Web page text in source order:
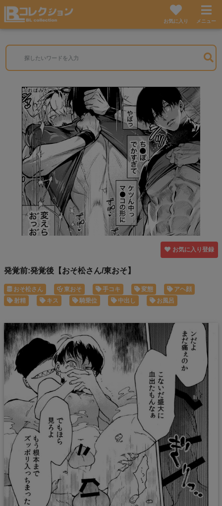
お気に入り メニュー
お気に入り登録
発覚前:発覚後【おそ松さん/東おそ】
おそ松さん 東おそ 手コキ 変態
アヘ顔
射精
キス 騎乗位 中出し お風呂